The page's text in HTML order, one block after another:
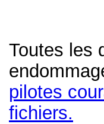
Toutes les
pilotes
fichiers.